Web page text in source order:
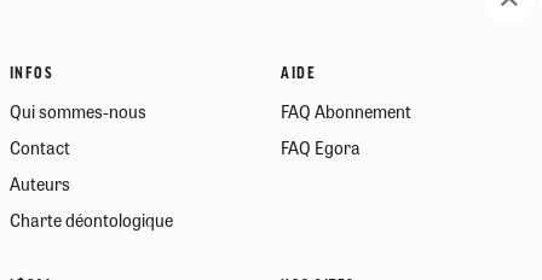
INFOS
Qui sommes-nous
Contact
Auteurs
Charte déontologique
AIDE
FAQ Abonnement
FAQ Egora